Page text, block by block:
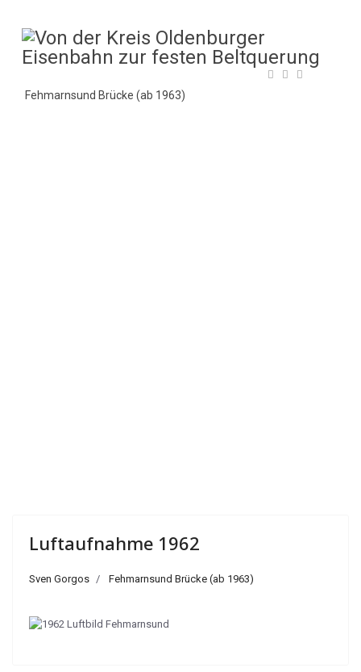
Fehmarnsund Brücke (ab 1963)
Luftaufnahme 1962
Sven Gorgos Fehmarnsund Brücke (ab 1963)